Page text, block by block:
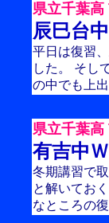
県立千葉高
辰巳台
平日は復習
した。 そし
の中でも上
県立千葉
有吉中
冬期講習で
と解いてお
なところの